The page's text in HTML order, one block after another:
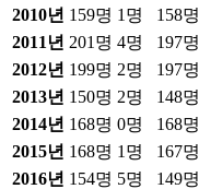
2010년 159명 1 명 158명
2011 년 201 명 4명 197명
2012년 199명 2명 197명
2013년 150명 2명 148명
2014년 168명 0명 168명
2015년 168명 1 명 167명
2016년 154명 5명 149명